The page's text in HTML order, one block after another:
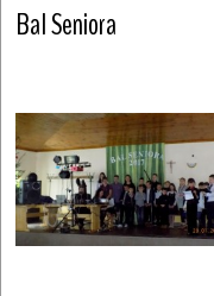
Bal Seniora